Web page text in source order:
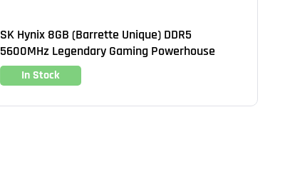
SK Hynix 8GB (Barrette Unique) DDR5
5600MHz Legendary Gaming Powerhouse
In Stock